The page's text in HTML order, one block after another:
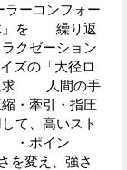
ーコンフォー
体」を 繰り返
クゼーション
ズの「大径ロ
追求 人間の手
・牽引・指圧
て、高いスト
・ポイン
変え、強さ